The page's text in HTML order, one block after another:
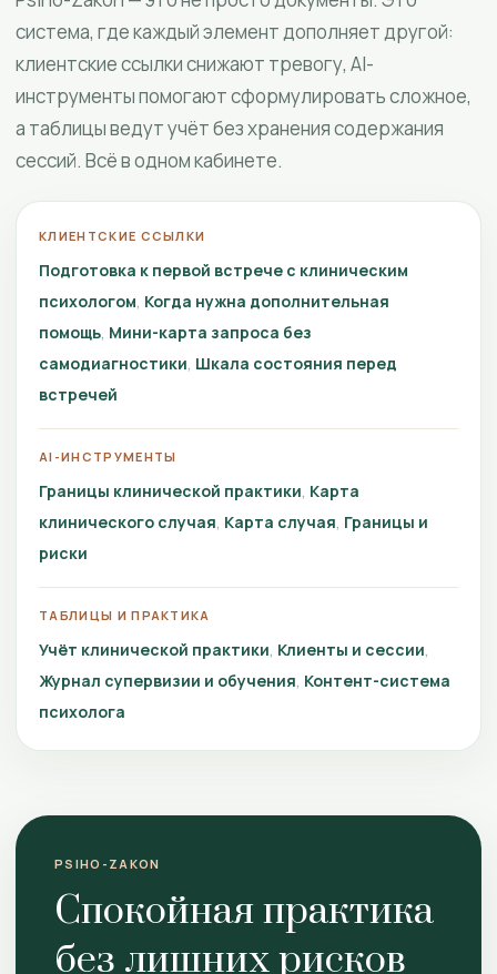
система, где каждый элемент дополняет другой:
клиентские ссылки снижают тревогу, AI-
инструменты помогают сформулировать сложное,
а таблицы ведут учёт без хранения содержания
сессий. Всё в одном кабинете.
КЛИЕНТСКИЕ ССЫЛКИ
Подготовка к первой встрече с клиническим
психологом Когда нужна дополнительная
помощь Мини-карта запроса без
самодиагностики Шкала состояния перед
встречей
AI-ИНСТРУМЕНТЫ
Границы клинической практики Карта
клинического случая Карта случая Границы и
риски
ТАБЛИЦЫ И ПРАКТИКА
Учёт клинической практики Клиенты и сессии
Журнал супервизии и обучения Контент-система
психолога
PSIHO-ZAKON
Спокойная практика
без лишних рисков